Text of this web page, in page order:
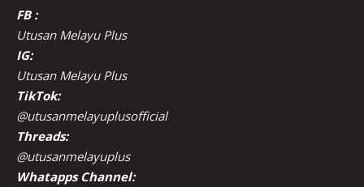
FB :
Utusan Melayu Plus
IG:
Utusan Melayu Plus
TikTok:
@utusanmelayuplusofficial
Threads:
@utusanmelayuplus
Whatapps Channel: